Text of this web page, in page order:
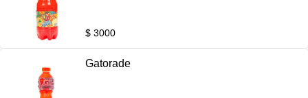
$ 3000
Gatorade